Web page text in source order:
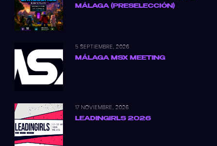
MÁLAGA (PRESELECCIÓN)
5 SEPTIEMBRE, 2026
MÁLAGA MSX MEETING
17 NOVIEMBRE, 2026
LEADINGIRLS 2026